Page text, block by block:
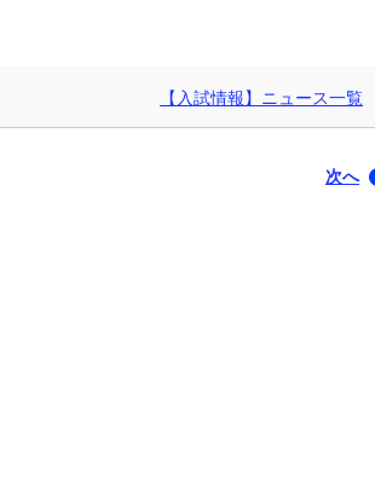
【入試情報】ニュース一覧
次へ